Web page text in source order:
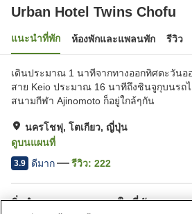
Urban Hotel Twins Chofu
แนะนำที่พัก ห้องพักและแพลนพัก รีวิว
เดินประมาณ 1 นาทีจากทางออกทิศตะวันอ
สาย Keio ประมาณ 16 นาทีถึงชินจูกุบนรถ
สนามกีฬา Ajinomoto ก็อยู่ใกล้ๆกัน
นครโชฟุ, โตเกียว, ญี่ปุ่น
ดูบนแผนที่
3.9 ดีมาก รีวิว: 222
สิ่งอำนวยความสะดวกในที่พัก